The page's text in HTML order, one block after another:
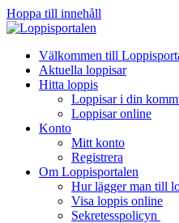
Hoppa till innehåll
Välkommen till
Aktuella loppisar
Hitta loppis
Loppisar i din
Loppisar online
Konto
Mitt konto
Registrera
Om Loppisportalen
Hur lägger man till
Visa loppis online
Sekretesspolicyn